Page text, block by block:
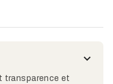
transparence et